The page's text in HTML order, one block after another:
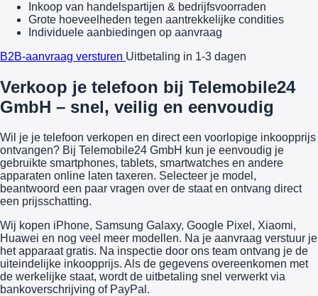
Inkoop van handelspartijen & bedrijfsvoorraden
Grote hoeveelheden tegen aantrekkelijke condities
Individuele aanbiedingen op aanvraag
B2B-aanvraag versturen Uitbetaling in 1-3 dagen
Verkoop je telefoon bij Telemobile24
GmbH – snel, veilig en eenvoudig
Wil je je telefoon verkopen en direct een voorlopige inkoopprijs
ontvangen? Bij Telemobile24 GmbH kun je eenvoudig je
gebruikte smartphones, tablets, smartwatches en andere
apparaten online laten taxeren. Selecteer je model,
beantwoord een paar vragen over de staat en ontvang direct
een prijsschatting.
Wij kopen iPhone, Samsung Galaxy, Google Pixel, Xiaomi,
Huawei en nog veel meer modellen. Na je aanvraag verstuur je
het apparaat gratis. Na inspectie door ons team ontvang je de
uiteindelijke inkoopprijs. Als de gegevens overeenkomen met
de werkelijke staat, wordt de uitbetaling snel verwerkt via
bankoverschrijving of PayPal.